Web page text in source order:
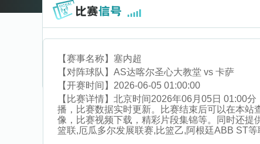
【赛事名称】 塞内超
【对阵球队】 AS达喀尔圣心大教堂 vs 卡萨
【开赛时间】 2026-06-05 01:00:00
【比赛详情】 北京时间2026年06月05日 01:00
播，比赛数据实时更新。比赛结束后可以在本
像，比赛视频下载，精彩片段集锦等。同时还提
篮联,厄瓜多尔发展联赛,比篮乙,阿根廷ABB ST等